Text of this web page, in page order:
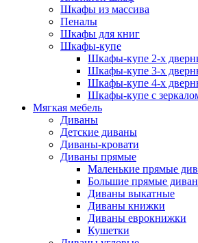
Шкафы из массива
Пеналы
Шкафы для книг
Шкафы-купе
Шкафы-купе 2-х
Шкафы-купе 3-х
Шкафы-купе 4-х
Шкафы-купе с
Мягкая мебель
Диваны
Детские диваны
Диваны-кровати
Диваны прямые
Маленькие прямые
Большие прямые
Диваны выкатные
Диваны книжки
Диваны еврокнижки
Кушетки